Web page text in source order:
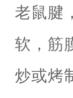
老鼠腱
软，筋
炒或烤